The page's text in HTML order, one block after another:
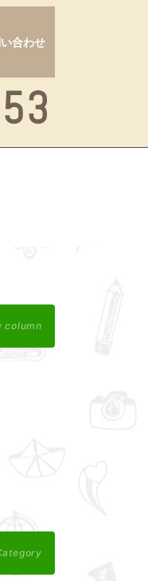
合わせ
column